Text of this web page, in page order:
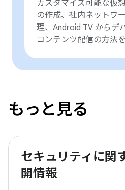
カスタマイズ可能な仮
の作成、社内ネットワ
理、Android TV からデ
コンテンツ配信の方法
もっと見る
セキュリティに関
開情報